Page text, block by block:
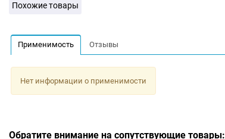
Похожие товары
Применимость Отзывы
Нет информации о применимости
Обратите внимание на сопутствующие товары: